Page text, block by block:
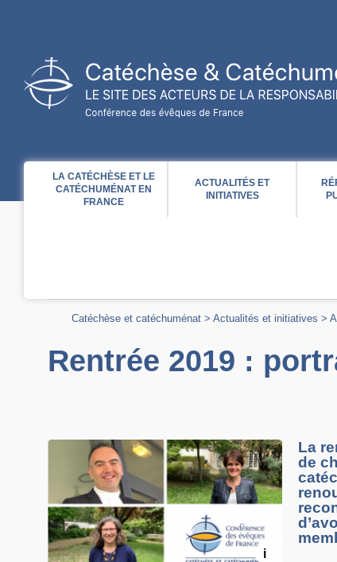
LA CATÉCHÈSE ET LE
CATÉCHUMÉNAT EN
FRANCE
ACTUALITÉS ET
INITIATIVES
Catéchèse et catéchuménat > Actualités et initiatives >
Rentrée 2019 :
i
La
de